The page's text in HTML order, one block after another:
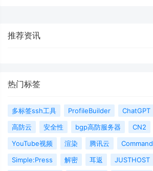
推荐资讯
热门标签
多标签ssh工具 ProfileBuilder ChatGPT
高防云
安全性 bgp高防服务器 CN2
YouTube视频
渲染 腾讯云 Command
Simple:Press
解密 耳返 JUSTHOST